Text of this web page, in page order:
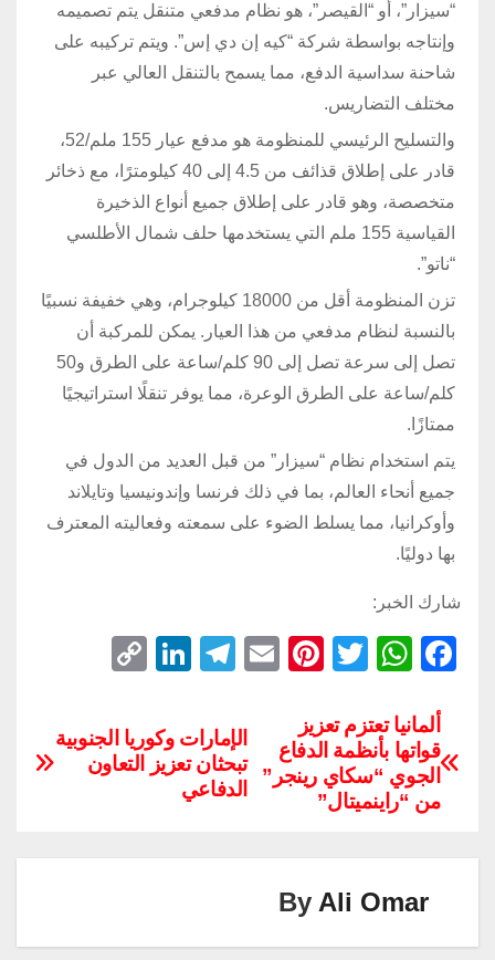
“سيزار”، أو “القيصر”، هو نظام مدفعي متنقل يتم تصميمه
وإنتاجه بواسطة شركة “كيه إن دي إس”. ويتم تركيبه على
شاحنة سداسية الدفع، مما يسمح بالتنقل العالي عبر
مختلف التضاريس.
والتسليح الرئيسي للمنظومة هو مدفع عيار 155 ملم/52،
قادر على إطلاق قذائف من 4.5 إلى 40 كيلومترًا، مع ذخائر
متخصصة، وهو قادر على إطلاق جميع أنواع الذخيرة
القياسية 155 ملم التي يستخدمها حلف شمال الأطلسي
“ناتو”.
تزن المنظومة أقل من 18000 كيلوجرام، وهي خفيفة نسبيًا
بالنسبة لنظام مدفعي من هذا العيار. يمكن للمركبة أن
تصل إلى سرعة تصل إلى 90 كلم/ساعة على الطرق و50
كلم/ساعة على الطرق الوعرة، مما يوفر تنقلًا استراتيجيًا
ممتازًا.
يتم استخدام نظام “سيزار” من قبل العديد من الدول في
جميع أنحاء العالم، بما في ذلك فرنسا وإندونيسيا وتايلاند
وأوكرانيا، مما يسلط الضوء على سمعته وفعاليته المعترف
بها دوليًا.
شارك الخبر:
F
c
e
b
k
W
at
s
A
T
tt
er
Pi
e
st
E
ail
T
gr
a
Li
k
e
p
y
الإمارات وكوريا الجنوبية
تبحثان تعزيز التعاون
الدفاعي
ألمانيا تعتزم تعزيز
قواتها بأنظمة الدفاع
الجوي “سكاي رينجر”
من “راينميتال”
By Ali Omar